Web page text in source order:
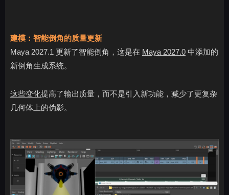
建模：智能倒角的质量更新
Maya 2027.1 更新了智能倒角，这是在 Maya 2027.0 中添加的
新倒角生成系统。
这些变化提高了输出质量，而不是引入新功能，减少了更复杂
几何体上的伪影。